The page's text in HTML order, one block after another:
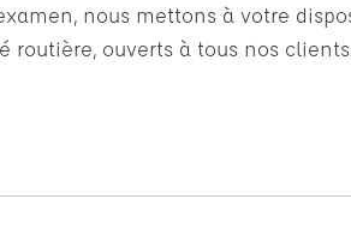
nous mettons à votre
routière, ouverts à tous nos